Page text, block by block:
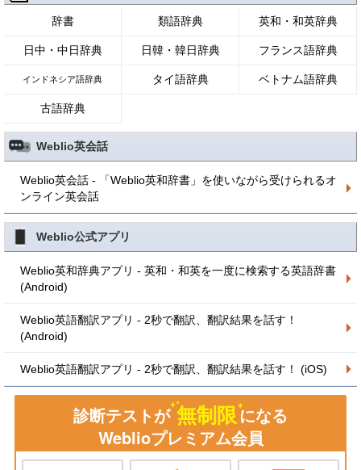
辞書 類語辞典 英和・和英辞典
日中・中日辞典 日韓・韓日辞典 フランス語辞典
インドネシア語辞典 タイ語辞典 ベトナム語辞典
古語辞典
Weblio英会話
Weblio英会話 - 「Weblio英和辞書」を使いながら受けられるオ
ンライン英会話
Weblio公式アプリ
Weblio英和辞典アプリ - 英和・和英を一度に検索する英語辞書
(Android)
Weblio英語翻訳アプリ - 2秒で翻訳、翻訳結果を話す！
(Android)
Weblio英語翻訳アプリ - 2秒で翻訳、翻訳結果を話す！ (iOS)
診断テストが 無制限になる
Weblioプレミアム会員